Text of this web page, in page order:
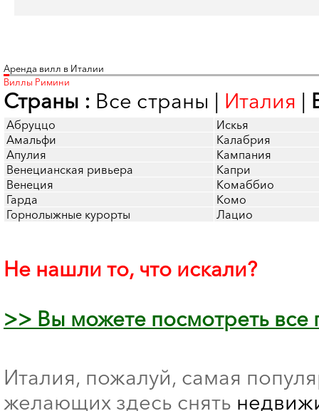
Аренда вилл в Италии
Виллы Римини
Страны : Все страны | Италия |
Абруццо
Искья
Амальфи
Калабрия
Апулия
Кампания
Венецианская ривьера
Капри
Венеция
Комаббио
Гарда
Комо
Горнолыжные курорты
Лацио
Не нашли то, что искали?
>> Вы можете посмотреть
Италия, пожалуй, самая
желающих здесь снять